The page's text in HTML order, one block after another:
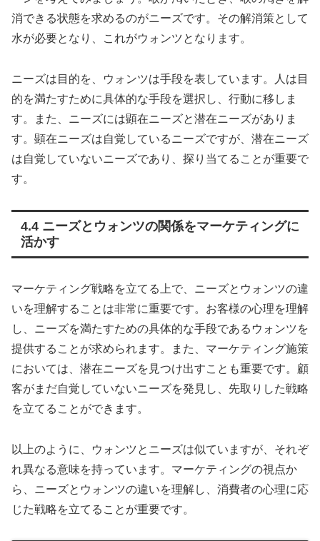
消できる状態を求めるのがニーズです。その解消策として
水が必要となり、これがウォンツとなります。
ニーズは目的を、ウォンツは手段を表しています。人は目
的を満たすために具体的な手段を選択し、行動に移しま
す。また、ニーズには顕在ニーズと潜在ニーズがありま
す。顕在ニーズは自覚しているニーズですが、潜在ニーズ
は自覚していないニーズであり、探り当てることが重要で
す。
4.4 ニーズとウォンツの関係をマーケティングに
活かす
マーケティング戦略を立てる上で、ニーズとウォンツの違
いを理解することは非常に重要です。お客様の心理を理解
し、ニーズを満たすための具体的な手段であるウォンツを
提供することが求められます。また、マーケティング施策
においては、潜在ニーズを見つけ出すことも重要です。顧
客がまだ自覚していないニーズを発見し、先取りした戦略
を立てることができます。
以上のように、ウォンツとニーズは似ていますが、それぞ
れ異なる意味を持っています。マーケティングの視点か
ら、ニーズとウォンツの違いを理解し、消費者の心理に応
じた戦略を立てることが重要です。